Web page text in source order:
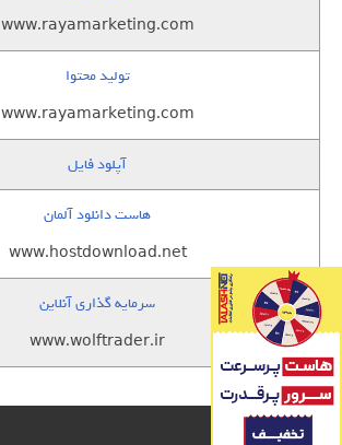
www.rayamarketing.com
تولید محتوا
www.rayamarketing.com
آپلود فایل
هاست دانلود آلمان
www.hostdownload.net
سرمایه گذاری آنلاین
www.wolftrader.ir